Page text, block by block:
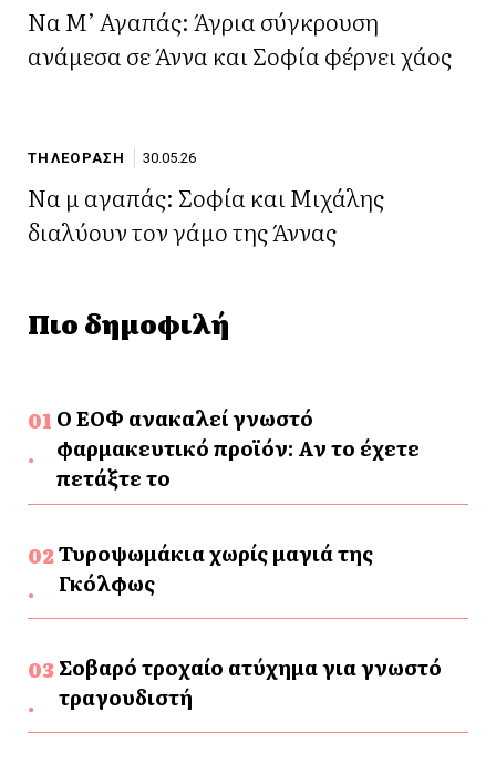
Να Μ’ Αγαπάς: Άγρια σύγκρουση
ανάμεσα σε Άννα και Σοφία φέρνει χάος
ΤΗΛΕΟΡΑΣΗ 30.05.26
Να μ αγαπάς: Σοφία και Μιχάλης
διαλύουν τον γάμο της Άννας
Πιο δημοφιλή
Ο ΕΟΦ ανακαλεί γνωστό
φαρμακευτικό προϊόν: Αν το έχετε
πετάξτε το
Τυροψωμάκια χωρίς μαγιά της
Γκόλφως
Σοβαρό τροχαίο ατύχημα για γνωστό
τραγουδιστή